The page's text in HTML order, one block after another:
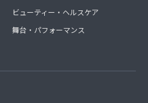
ビューティー・ヘルスケア
舞台・パフォーマンス